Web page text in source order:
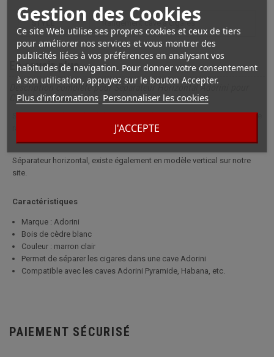
Gestion des Cookies
Ce site Web utilise ses propres cookies et ceux de tiers
pour améliorer nos services et vous montrer des
publicités liées à vos préférences en analysant vos
habitudes de navigation. Pour donner votre consentement
à son utilisation, appuyez sur le bouton Accepter.
Plus d'informations Personnaliser les cookies
J'ACCEPTE
STYLE rangement cave à cigares
En savoir plus
Description complète pour Séparateur Horizontal Adorini pour
Cave à Cigares
Séparateur en bois de cèdre pour cave à cigares Adorini permettant de
ranger et d'organiser les cigares à l'intérieur de la cave.
Séparateur horizontal, existe également en modèle vertical sur notre
site.
Caractéristiques
Marque : Adorini
Bois de cèdre blanc
Couleur : marron clair
Permet de séparer les cigares dans une cave Adorini
Compatible avec les caves Adorini Pyramide, Habana, etc.
PAIEMENT SÉCURISÉ